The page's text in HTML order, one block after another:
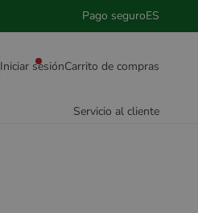
Pago seguroES
Iniciar sesiónCarrito de compras
Servicio al cliente